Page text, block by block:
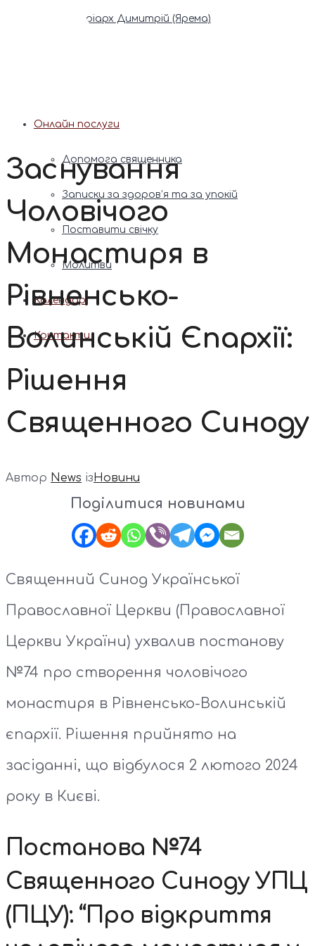
Патріарх Димитрій (Ярема)
Онлайн послуги
Допомога священника
Записки за здоров’я та за упокій
Поставити свічку
Молитви
Календар
Контакти
Заснування
Чоловічого
Монастиря в
Рівненсько-
Волинській Єпархії:
Рішення
Священного Синоду
Автор News ізНовини
Поділитися новинами
Священний Синод Української
Православної Церкви (Православної
Церкви України) ухвалив постанову
№74 про створення чоловічого
монастиря в Рівненсько-Волинській
єпархії. Рішення прийнято на
засіданні, що відбулося 2 лютого 2024
року в Києві.
Постанова №74
Священного Синоду УПЦ
(ПЦУ): “Про відкриття